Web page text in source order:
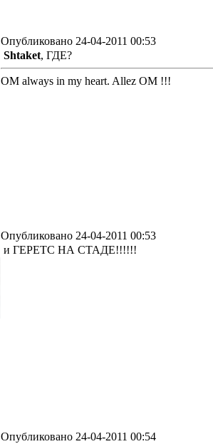
Опубликовано 24-04-2011 00:53
Shtaket, ГДЕ?
OM always in my heart. Allez OM !!!
Опубликовано 24-04-2011 00:53
и ГЕРЕТС НА СТАДЕ!!!!!!
Опубликовано 24-04-2011 00:54